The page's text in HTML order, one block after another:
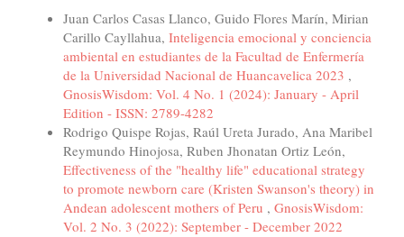
Juan Carlos Casas Llanco, Guido Flores Marín, Mirian
Carillo Cayllahua, Inteligencia emocional y conciencia
ambiental en estudiantes de la Facultad de Enfermería
de la Universidad Nacional de Huancavelica 2023 ,
GnosisWisdom: Vol. 4 No. 1 (2024): January - April
Edition - ISSN: 2789-4282
Rodrigo Quispe Rojas, Raúl Ureta Jurado, Ana Maribel
Reymundo Hinojosa, Ruben Jhonatan Ortiz León,
Effectiveness of the "healthy life" educational strategy
to promote newborn care (Kristen Swanson's theory) in
Andean adolescent mothers of Peru , GnosisWisdom:
Vol. 2 No. 3 (2022): September - December 2022